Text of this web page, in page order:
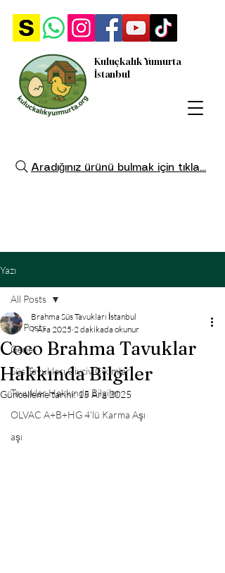
Kuluçkalık Yumurta
İstanbul
Aradığınız ürünü bulmak için tıkla...
Yazı
All Posts
Genel
Süs Tavukları Civciv Çıkımları
Tavuklar Hakkında Bilgiler
OLVAC A+B+HG 4'lü Karma Aşı
aşı
All Posts
Coco Brahma Tavuklar
Hakkında Bilgiler
Brahma Süs Tavukları İstanbul
7 Ara 2025 2 dakikada okunur
Güncelleme tarihi:15 Ara 2025